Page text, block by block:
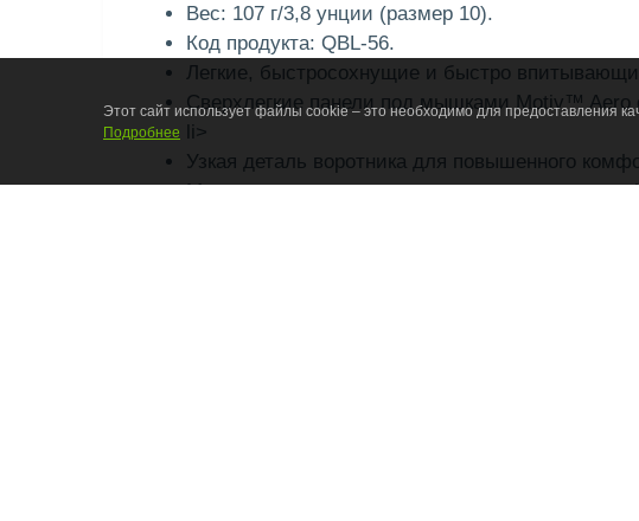
Вес: 107 г/3,8 унции (размер 10).
Код продукта: QBL-56.
Легкие, быстросохнущие и быстро
Сверхлегкие панели под мышками Motiv™ Aero
li>
Узкая деталь воротника для повышенного
Микроактивные швы прочные и мягкие для
Этот сайт использует файлы cookie – это необходимо для предоставления
Подробнее